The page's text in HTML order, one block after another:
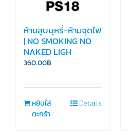
ห้ามสูบบุหรี่-ห้ามจุดไฟ
| NO SMOKING NO
NAKED LIGH
360.00฿
หยิบใส่
ตะกร้า
Details